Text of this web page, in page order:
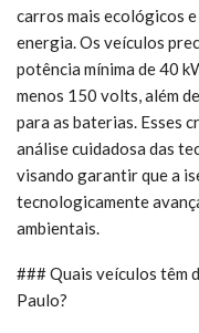
carros mais ecológicos
energia. Os veículos
potência mínima de 40
menos 150 volts, além
para as baterias. Esses
análise cuidadosa das
visando garantir que a
tecnologicamente
ambientais.
### Quais veículos têm
Paulo?